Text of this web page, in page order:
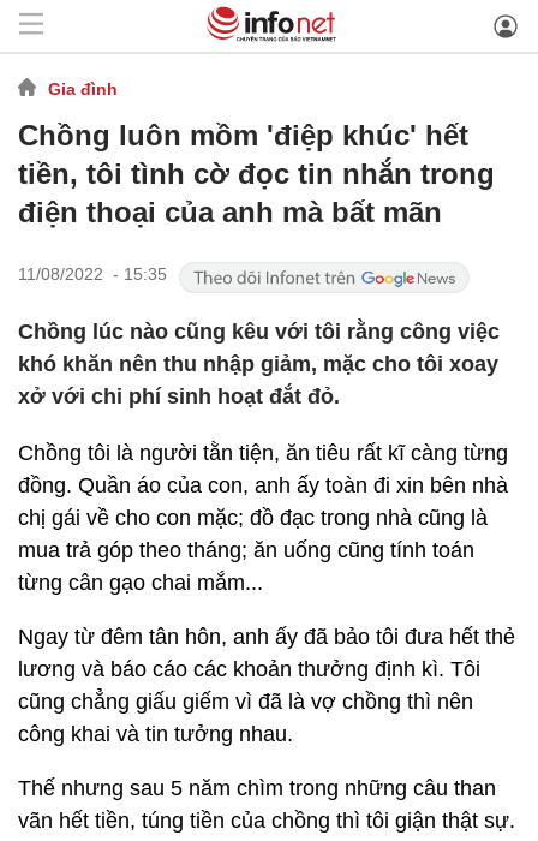
Gia đình
Chồng luôn mồm 'điệp khúc' hết
tiền, tôi tình cờ đọc tin nhắn trong
điện thoại của anh mà bất mãn
11/08/2022 - 15:35
Chồng lúc nào cũng kêu với tôi rằng công việc
khó khăn nên thu nhập giảm, mặc cho tôi xoay
xở với chi phí sinh hoạt đắt đỏ.
Chồng tôi là người tằn tiện, ăn tiêu rất kĩ càng từng
đồng. Quần áo của con, anh ấy toàn đi xin bên nhà
chị gái về cho con mặc; đồ đạc trong nhà cũng là
mua trả góp theo tháng; ăn uống cũng tính toán
từng cân gạo chai mắm...
Ngay từ đêm tân hôn, anh ấy đã bảo tôi đưa hết thẻ
lương và báo cáo các khoản thưởng định kì. Tôi
cũng chẳng giấu giếm vì đã là vợ chồng thì nên
công khai và tin tưởng nhau.
Thế nhưng sau 5 năm chìm trong những câu than
vãn hết tiền, túng tiền của chồng thì tôi giận thật sự.